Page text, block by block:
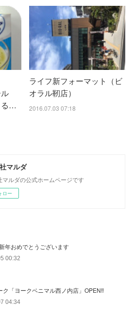
る…
ライフ新フォーマット（ビ
オラル靭店）
2016.07.03 07:18
マルダ
マルダの公式ホームページです
ロー
おめでとうございます
00:32
ク「ヨークベニマル西ノ内店」OPEN‼
04:34